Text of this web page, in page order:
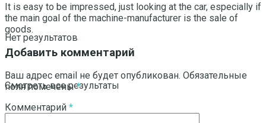
Нет результатов
Смотреть все результаты
It is easy to be impressed, just looking at the car, especially if
the main goal of the machine-manufacturer is the sale of
goods.
Добавить комментарий
Ваш адрес email не будет опубликован. Обязательные
поля помечены*
Комментарий *